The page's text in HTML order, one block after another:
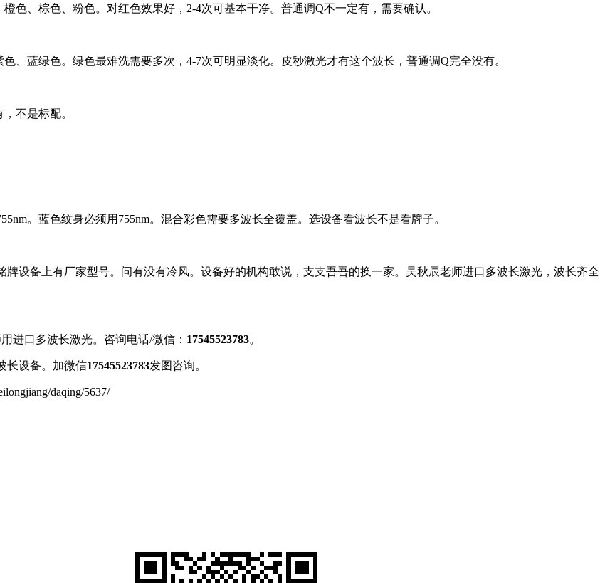
色、棕色、粉色。对红色效果好，2-4次可基本干净。普通调Q不一定有，需要确认。
、蓝绿色。绿色最难洗需要多次，4-7次可明显淡化。皮秒激光才有这个波长，普通调Q完全没有。
不是标配。
。蓝色纹身必须用755nm。混合彩色需要多波长全覆盖。选设备看波长不是看牌子。
牌设备上有厂家型号。问有没有冷风。设备好的机构敢说，支支吾吾的换一家。吴秋辰老师进口多波长激光，波长齐全
进口多波长激光。咨询电话/微信： 17545523783。
长设备。加微信17545523783发图咨询。
daqing/5637/